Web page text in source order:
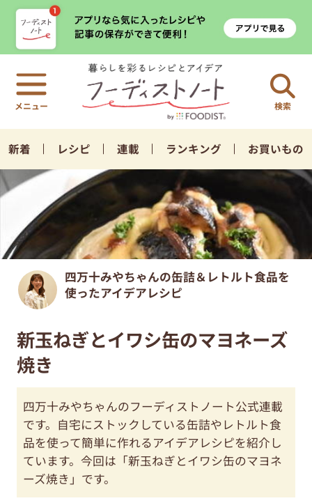
検索
新着 レシピ 連載 ランキング お買いもの
四万十みやちゃんの缶詰＆レトルト食品を
使ったアイデアレシピ
新玉ねぎとイワシ缶のマヨネーズ
焼き
四万十みやちゃんのフーディストノート公式連載
です。自宅にストックしている缶詰やレトルト食
品を使って簡単に作れるアイデアレシピを紹介し
ています。今回は「新玉ねぎとイワシ缶のマヨネ
ーズ焼き」です。